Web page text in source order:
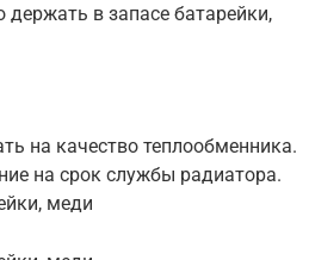
в запасе батарейки,
на качество теплообменника.
на срок службы радиатора.
меди